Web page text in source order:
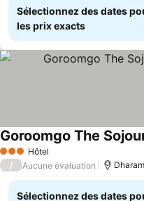
Sélectionnez des dates
les prix exacts
3 ÉtoilesHôtel
Goroomgo The
/ Aucune évaluation
Sélectionnez des dates